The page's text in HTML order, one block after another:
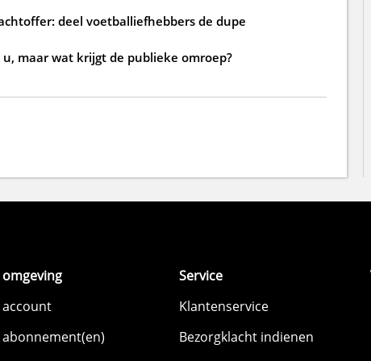
deel voetballiefhebbers de dupe
maar wat krijgt de publieke omroep?
Service
Klantenservice
Bezorgklacht indienen